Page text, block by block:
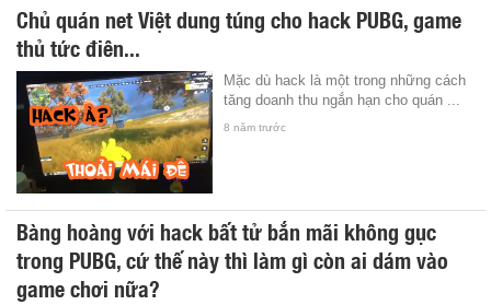
Chủ quán net Việt dung túng cho hack PUBG, game
thủ tức điên...
Mặc dù hack là một trong những cách
tăng doanh thu ngắn hạn cho quán ...
8 năm trước
Bàng hoàng với hack bất tử bắn mãi không gục
trong PUBG, cứ thế này thì làm gì còn ai dám vào
game chơi nữa?